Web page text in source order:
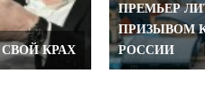
КРАХ
ПРЕМЬЕР
ПРИЗЫВОМ
РОССИИ